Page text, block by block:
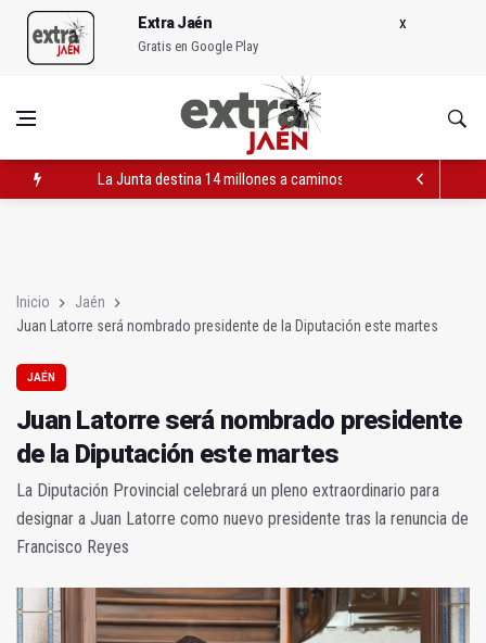
Extra Jaén
Gratis en Google Play
La Junta destina 14 millones a caminos rurales en Jaén
Inicio
Jaén
Juan Latorre será nombrado presidente de la Diputación este martes
JAÉN
Juan Latorre será nombrado presidente
de la Diputación este martes
La Diputación Provincial celebrará un pleno extraordinario para
designar a Juan Latorre como nuevo presidente tras la renuncia de
Francisco Reyes